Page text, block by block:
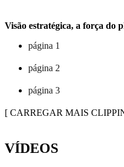
Visão estratégica, a força do
página 1
página 2
página 3
[ CARREGAR MAIS
VÍDEOS